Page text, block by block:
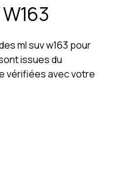
ml suv w163 pour
issues du
vérifiées avec votre